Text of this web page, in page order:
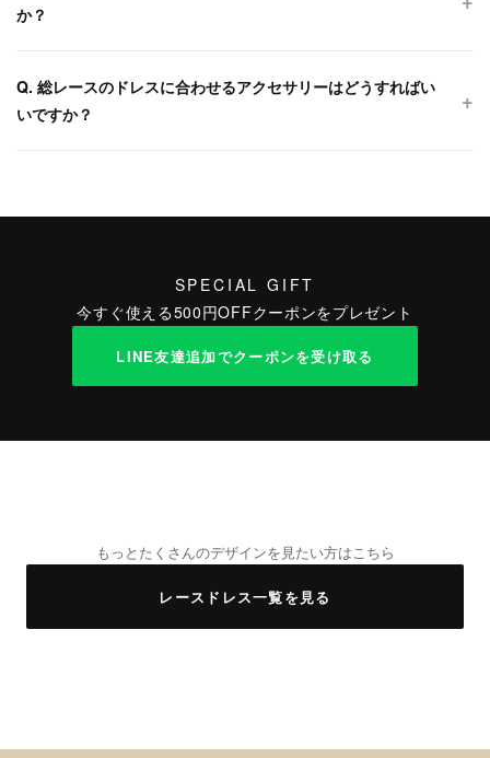
か？
Q. 総レースのドレスに合わせるアクセサリーはどうすればい
いですか？
SPECIAL GIFT
今すぐ使える500円OFFクーポンをプレゼント
LINE友達追加でクーポンを受け取る
もっとたくさんのデザインを見たい方はこちら
レースドレス一覧を見る